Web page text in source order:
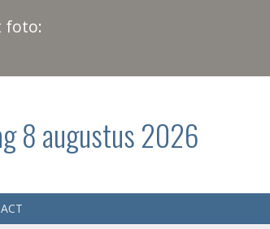
foto:
8 augustus 2026